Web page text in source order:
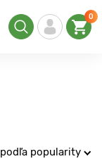
0
podľa popularity